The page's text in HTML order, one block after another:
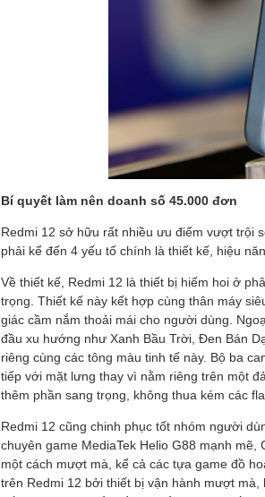
Bí quyết làm nên doanh số 45.000 đơn
Redmi 12 sở hữu rất nhiều ưu điểm vượt trội
phải kể đến 4 yếu tố chính là thiết kế, hiệu
Về thiết kế, Redmi 12 là thiết bị hiếm hoi ở
trọng. Thiết kế này kết hợp cùng thân máy
giác cầm nắm thoải mái cho người dùng.
đầu xu hướng như Xanh Bầu Trời, Đen Bán
riêng cùng các tông màu tinh tế này. Bộ ba
tiếp với mặt lưng thay vì nằm riêng trên một
thêm phần sang trọng, không thua kém các
Redmi 12 cũng chinh phục tốt nhóm người
chuyên game MediaTek Helio G88 mạnh
một cách mượt mà, kể cả các tựa game đồ
trên Redmi 12 bởi thiết bị vận hành mượt